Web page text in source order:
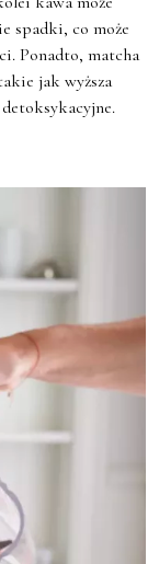
spadki, co może
Ponadto, matcha
jak wyższa